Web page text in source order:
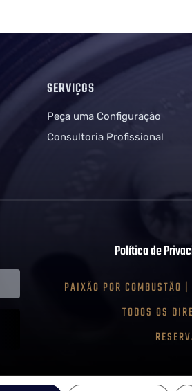
SERVIÇOS
Peça uma Configuração
Consultoria Profissional
Política de
PAIXÃO POR COMBUSTÃO
TODOS OS